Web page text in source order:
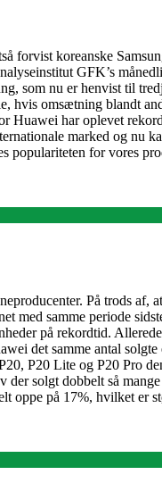
forvist koreanske
GFK’s
som nu er henvist til
hvis omsætning blandt
Huawei har oplevet
marked og nu
populariteten for vores
På trods af,
med samme periode
på rekordtid.
det samme antal solgte
P20 Lite og P20 Pro
solgt dobbelt så
oppe på 17%, hvilket er